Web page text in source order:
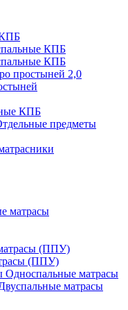
КПБ
КПБ
2,0
КПБ
предметы
матрасы
(ППУ)
Односпальные матрасы
матрасы